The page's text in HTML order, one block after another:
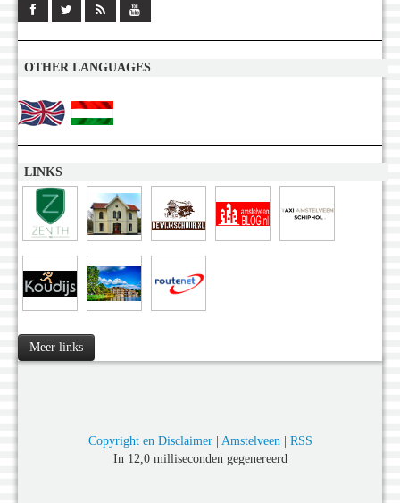
OTHER LANGUAGES
LINKS
Meer links
Copyright en Disclaimer| Amstelveen| RSS
In 12,0 milliseconden gegenereerd